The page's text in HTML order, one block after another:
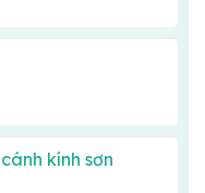
kính sơn